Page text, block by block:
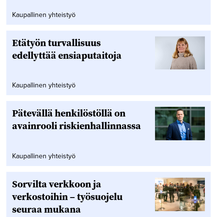
Kaupallinen yhteistyö
Etätyön turvallisuus
edellyttää ensiaputaitoja
Kaupallinen yhteistyö
Pätevällä henkilöstöllä on
avainrooli riskienhallinnassa
Kaupallinen yhteistyö
Sorvilta verkkoon ja
verkostoihin – työsuojelu
seuraa mukana